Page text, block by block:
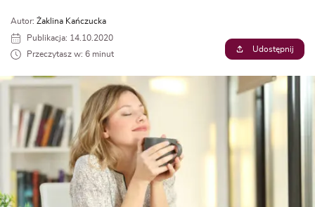
Autor: Żaklina Kańczucka
Publikacja: 14.10.2020
Przeczytasz w: 6 minut
Udostępnij